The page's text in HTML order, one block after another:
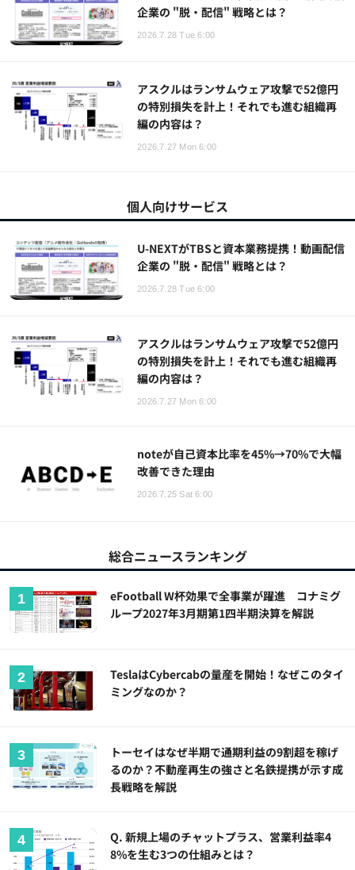
企業の "脱・配信" 戦略とは？
2026.7.28 Tue 6:00
アスクルはランサムウェア攻撃で52億円
の特別損失を計上！それでも進む組織再
編の内容は？
2026.7.27 Mon 6:00
個人向けサービス
U-NEXTがTBSと資本業務提携！動画配信
企業の "脱・配信" 戦略とは？
2026.7.28 Tue 6:00
アスクルはランサムウェア攻撃で52億円
の特別損失を計上！それでも進む組織再
編の内容は？
2026.7.27 Mon 6:00
noteが自己資本比率を45%→70%で大幅
改善できた理由
2026.7.25 Sat 6:00
総合ニュースランキング
eFootball W杯効果で全事業が躍進 コナミグ
ループ2027年3月期第1四半期決算を解説
TeslaはCybercabの量産を開始！なぜこのタイ
ミングなのか？
トーセイはなぜ半期で通期利益の9割超を稼げ
るのか？不動産再生の強さと名鉄提携が示す成
長戦略を解説
Q. 新規上場のチャットプラス、営業利益率4
8%を生む3つの仕組みとは？